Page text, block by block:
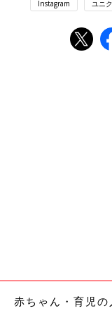
Instagram ユニ
赤ちゃん・育児